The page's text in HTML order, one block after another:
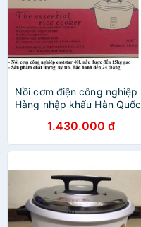
Nồi cơm điện công nghiệp
Hàng nhập khẩu Hàn Quốc
1.430.000 đ